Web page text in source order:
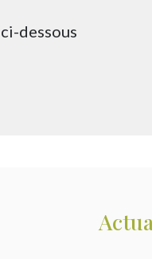
dessous